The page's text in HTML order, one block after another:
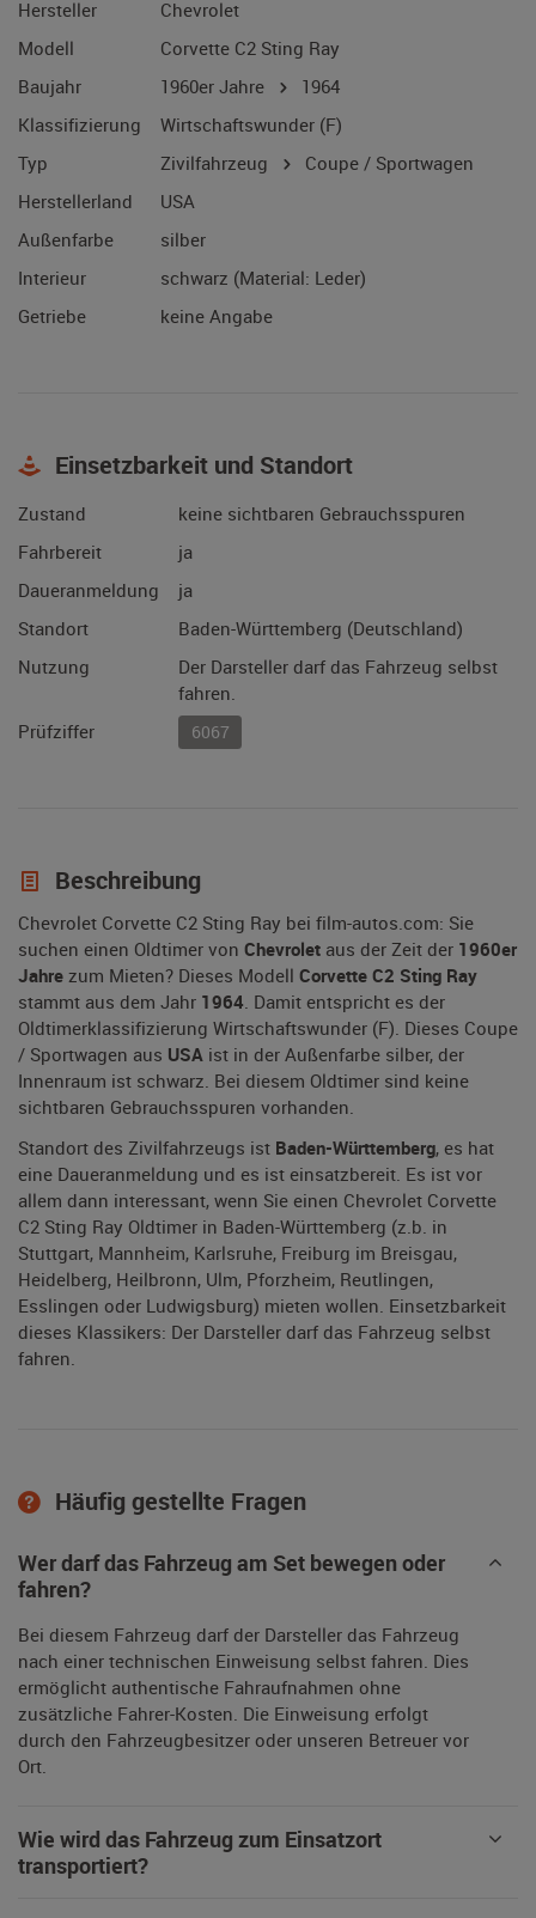
Hersteller
Chevrolet
Modell
Corvette C2 Sting Ray
Baujahr
1960er Jahre
1964
Klassifizierung
Wirtschaftswunder (F)
Typ
Zivilfahrzeug
Coupe / Sportwagen
Herstellerland
USA
Außenfarbe
silber
Interieur
schwarz (Material: Leder)
Getriebe
keine Angabe
Einsetzbarkeit und Standort
Zustand
keine sichtbaren Gebrauchsspuren
Fahrbereit
ja
Daueranmeldung
ja
Standort
Baden-Württemberg (Deutschland)
Nutzung
Der Darsteller darf das Fahrzeug selbst
fahren.
Prüfziffer
6067
Beschreibung
Chevrolet Corvette C2 Sting Ray bei film-autos.com: Sie
suchen einen Oldtimer von Chevrolet aus der Zeit der 1960er
Jahre zum Mieten? Dieses Modell Corvette C2 Sting Ray
stammt aus dem Jahr 1964. Damit entspricht es der
Oldtimerklassifizierung Wirtschaftswunder (F). Dieses Coupe
/ Sportwagen aus USA ist in der Außenfarbe silber, der
Innenraum ist schwarz. Bei diesem Oldtimer sind keine
sichtbaren Gebrauchsspuren vorhanden.
Standort des Zivilfahrzeugs ist Baden-Württemberg, es hat
eine Daueranmeldung und es ist einsatzbereit. Es ist vor
allem dann interessant, wenn Sie einen Chevrolet Corvette
C2 Sting Ray Oldtimer in Baden-Württemberg (z.b. in
Stuttgart, Mannheim, Karlsruhe, Freiburg im Breisgau,
Heidelberg, Heilbronn, Ulm, Pforzheim, Reutlingen,
Esslingen oder Ludwigsburg) mieten wollen. Einsetzbarkeit
dieses Klassikers: Der Darsteller darf das Fahrzeug selbst
fahren.
Häufig gestellte Fragen
Wer darf das Fahrzeug am Set bewegen oder
fahren?
Bei diesem Fahrzeug darf der Darsteller das Fahrzeug
nach einer technischen Einweisung selbst fahren. Dies
ermöglicht authentische Fahraufnahmen ohne
zusätzliche Fahrer-Kosten. Die Einweisung erfolgt
durch den Fahrzeugbesitzer oder unseren Betreuer vor
Ort.
Wie wird das Fahrzeug zum Einsatzort
transportiert?